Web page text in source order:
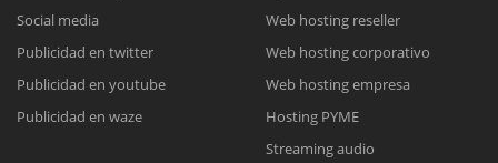
Reunión online
Meet para la reunión online.
Cotización
Chat Online
Todos nuestros ejecutivos están fuera de línea. Complete el formulario
Social media
Publicidad en twitter
Publicidad en youtube
Publicidad en waze
Web hosting reseller
Web hosting corporativo
Web hosting empresa
Hosting PYME
Streaming audio